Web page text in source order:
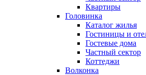
Квартиры
Головинка
Каталог жилья
Гостиницы и
Гостевые дома
Частный сектор
Коттеджи
Волконка